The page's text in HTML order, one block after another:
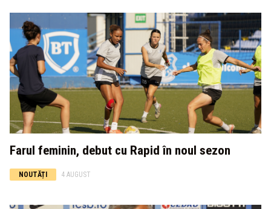
Farul feminin, debut cu Rapid în noul sezon
NOUTĂȚI 4 AUGUST